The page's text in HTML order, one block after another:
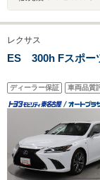
レクサス
ES 300h Fスポ
ディーラー保証 車両品質